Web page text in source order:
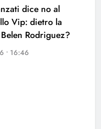
dice no al
Vip: dietro la
Rodriguez?
• 16:46